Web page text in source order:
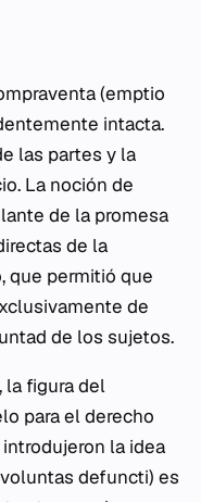
(emptio
intacta.
las partes y la
La noción de
de la promesa
de la
que permitió que
de
de los sujetos.
la figura del
para el derecho
la idea
voluntas defuncti) es